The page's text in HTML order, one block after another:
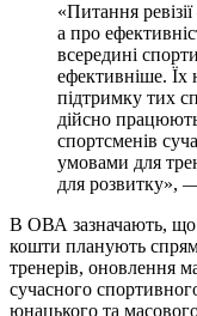
«Питання
а про
всередині
ефективніше. Їх
підтримку тих
дійсно
спортсменів
умовами для
для розвитку»,
В ОВА зазначають, що
кошти планують
тренерів, оновлення
сучасного
юнацького та